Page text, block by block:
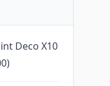
Deco X10